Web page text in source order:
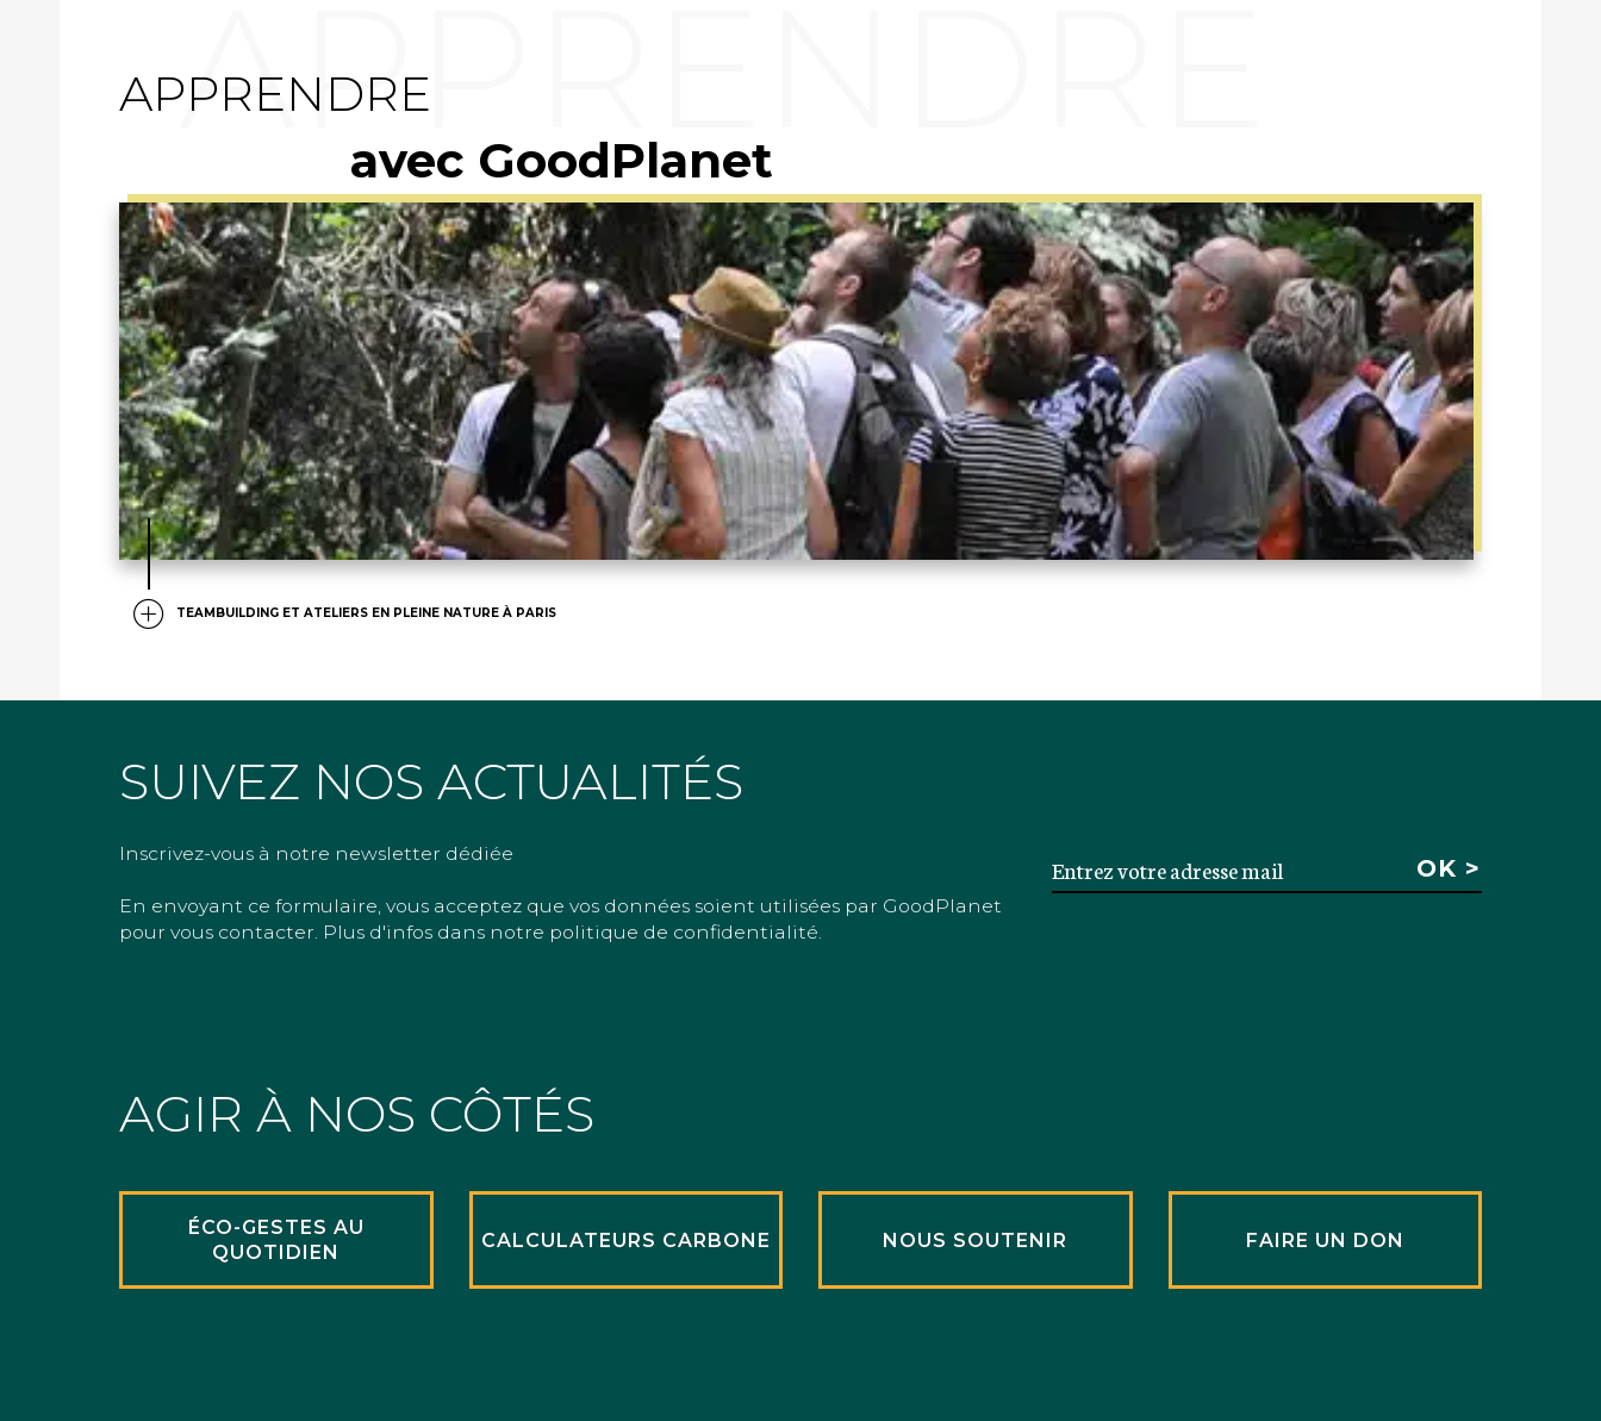
APPRENDRE
avec GoodPlanet
TEAMBUILDING ET ATELIERS EN PLEINE NATURE À PARIS
SUIVEZ NOS ACTUALITÉS
Inscrivez-vous à notre newsletter dédiée
En envoyant ce formulaire, vous acceptez que vos données soient utilisées par GoodPlanet
pour vous contacter. Plus d'infos dans notre politique de confidentialité.
AGIR À NOS CÔTÉS
ÉCO-GESTES AU
QUOTIDIEN
CALCULATEURS CARBONE NOUS SOUTENIR FAIRE UN DON